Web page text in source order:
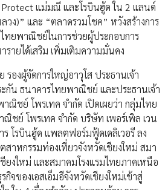
แม่มณี และโรบินฮู้ด ใน 2 แลนด์
วง)” และ “ตลาดรวมโชค” หวังสร้างการ
ทยพาณิชย์ในการช่วยผู้ประกอบการ
ายได้เสริม เพิ่มเติมความมั่นคง
องผู้จัดการใหญ่อาวุโส ประธานเจ้า
กัน ธนาคารไทยพาณิชย์ และประธานเจ้า
ชย์ โพรเทค จำกัด เปิดเผยว่า กลุ่มไทย
ย์ โพรเทค จำกัด บริษัท เพอร์เพิล เวน
โรบินฮู้ด แพลตฟอร์มฟู้ดเดลิเวอรี ลง
าหกรรมท่องเที่ยวจังหวัดเชียงใหม่ สมา
ยงใหม่ และสมาคมโรงแรมไทยภาคเหนือ
จของเอสเอ็มอีจังหวัดเชียงใหม่เข้าสู่